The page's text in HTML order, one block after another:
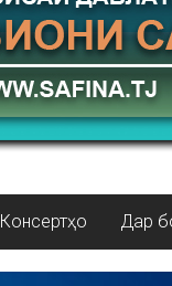
Консертҳо Дар